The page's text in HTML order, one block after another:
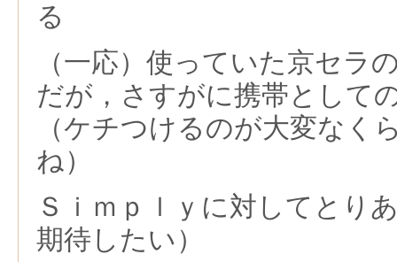
る
（一応）使っていた京セラ
だが，さすがに携帯として
（ケチつけるのが大変なく
ね）
Ｓｉｍｐｌｙに対してとり
期待したい）